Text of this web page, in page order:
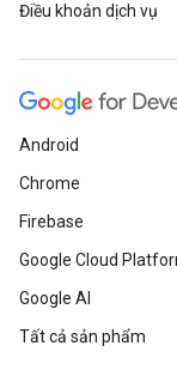
Điều khoản dịch vụ
Android
Chrome
Firebase
Google Cloud
Google AI
Tất cả sản phẩm